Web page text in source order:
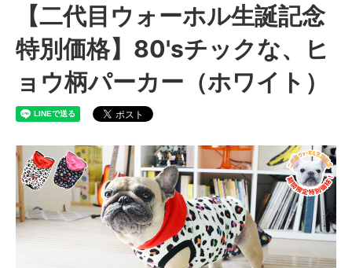
FB-LL
FB-puppy1
FB-SS
FB-M
FB-L
FB-LL
FB-puppy1
FB-puppy2
【二代目ウォーホル生誕記念
特別価格】80'sチックな、ヒ
ョウ柄パーカー（ホワイト）